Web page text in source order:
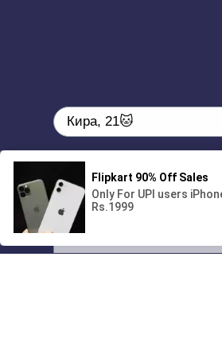
01/07
00:00
Кира, 21🐱
Поиграешь со мной? 💖🐾